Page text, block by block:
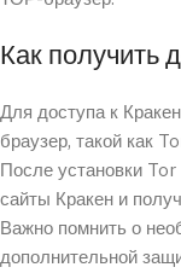
Как получить
Для доступа к
браузер, такой как
После установки
сайты Кракен и
Важно помнить о
дополнительной